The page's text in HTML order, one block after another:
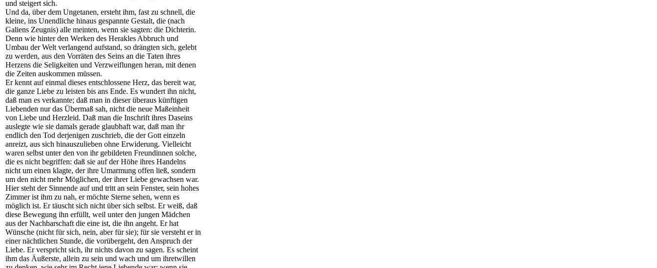
und steigert sich.
Und da, über dem Ungetanen, ersteht ihm, fast zu schnell, die
kleine, ins Unendliche hinaus gespannte Gestalt, die (nach
Galiens Zeugnis) alle meinten, wenn sie sagten: die Dichterin.
Denn wie hinter den Werken des Herakles Abbruch und
Umbau der Welt verlangend aufstand, so drängten sich, gelebt
zu werden, aus den Vorräten des Seins an die Taten ihres
Herzens die Seligkeiten und Verzweiflungen heran, mit denen
die Zeiten auskommen müssen.
Er kennt auf einmal dieses entschlossene Herz, das bereit war,
die ganze Liebe zu leisten bis ans Ende. Es wundert ihn nicht,
daß man es verkannte; daß man in dieser überaus künftigen
Liebenden nur das Übermaß sah, nicht die neue Maßeinheit
von Liebe und Herzleid. Daß man die Inschrift ihres Daseins
auslegte wie sie damals gerade glaubhaft war, daß man ihr
endlich den Tod derjenigen zuschrieb, die der Gott einzeln
anreizt, aus sich hinauszulieben ohne Erwiderung. Vielleicht
waren selbst unter den von ihr gebildeten Freundinnen solche,
die es nicht begriffen: daß sie auf der Höhe ihres Handelns
nicht um einen klagte, der ihre Umarmung offen ließ, sondern
um den nicht mehr Möglichen, der ihrer Liebe gewachsen war.
Hier steht der Sinnende auf und tritt an sein Fenster, sein hohes
Zimmer ist ihm zu nah, er möchte Sterne sehen, wenn es
möglich ist. Er täuscht sich nicht über sich selbst. Er weiß, daß
diese Bewegung ihn erfüllt, weil unter den jungen Mädchen
aus der Nachbarschaft die eine ist, die ihn angeht. Er hat
Wünsche (nicht für sich, nein, aber für sie); für sie versteht er in
einer nächtlichen Stunde, die vorübergeht, den Anspruch der
Liebe. Er verspricht sich, ihr nichts davon zu sagen. Es scheint
ihm das Äußerste, allein zu sein und wach und um ihretwillen